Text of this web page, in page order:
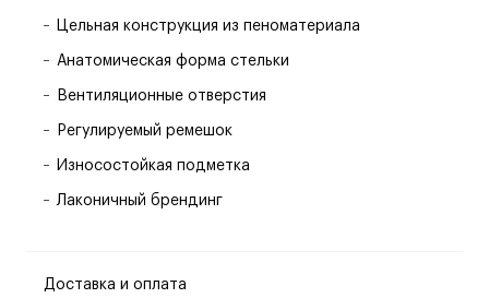
Цельная конструкция из пеноматериала
Анатомическая форма стельки
Вентиляционные отверстия
Регулируемый ремешок
Износостойкая подметка
Лаконичный брендинг
Доставка и оплата